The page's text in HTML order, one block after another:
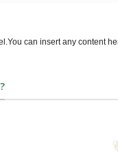
can insert any content